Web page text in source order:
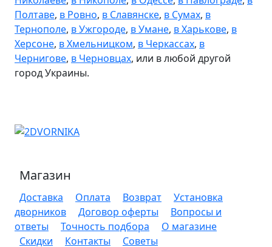
Полтаве, в Ровно, в Славянске, в Сумах, в
Тернополе, в Ужгороде, в Умане, в Харькове, в
Херсоне, в Хмельницком, в Черкассах, в
Чернигове, в Черновцах, или в любой другой
город Украины.
Магазин
Доставка Оплата Возврат
Установка
дворников
Договор оферты
Вопросы и
ответы
Точность подбора
О магазине
Скидки
Контакты Советы